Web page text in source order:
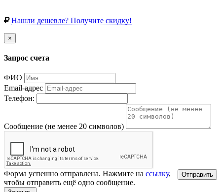
Нашли дешевле? Получите скидку!
×
Запрос счета
ФИО
Email-адрес
Телефон:
Сообщение (не менее 20 символов)
Отправить
Форма успешно отправлена. Нажмите на ссылку,
чтобы отправить ещё одно сообщение.